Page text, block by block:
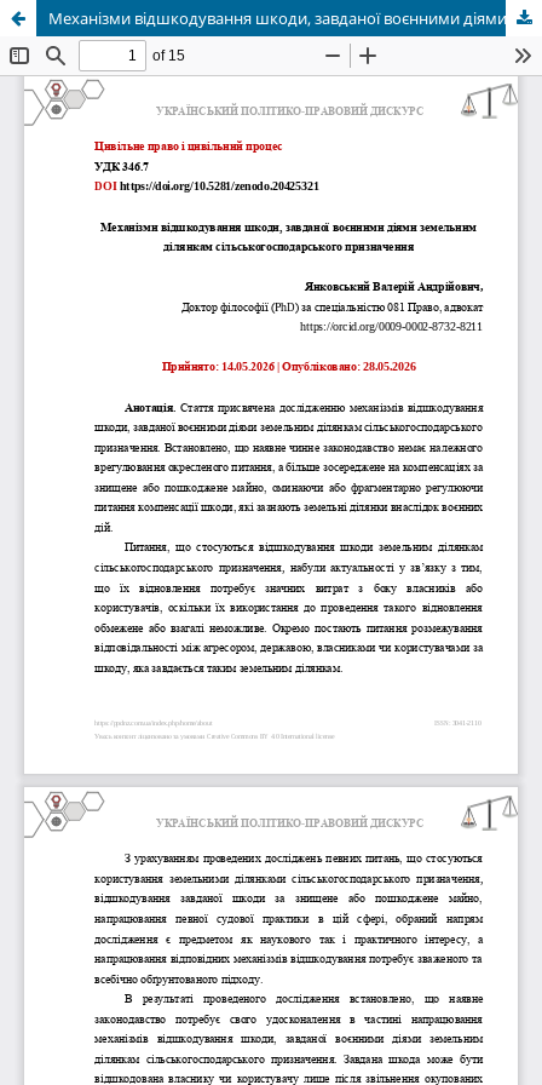
Механізми відшкодування шкоди, завданої воєнними діями земельним ділянкам сільськогосподарського призначення